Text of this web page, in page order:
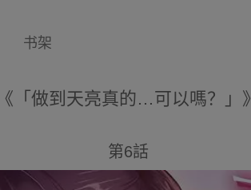
书架
《「做到天亮真的…可以嗎？」》
第6話